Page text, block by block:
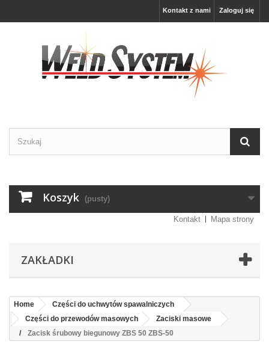
Zaloguj się
Kontakt z nami
Koszyk (pusty)
Kontakt Mapa strony
ZAKŁADKI
Home
Części do uchwytów spawalniczych
Części do przewodów masowych
Zaciski masowe
Zacisk śrubowy biegunowy ZBS 50 ZBS-50